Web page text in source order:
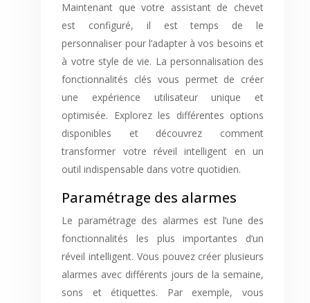
Maintenant que votre assistant de chevet
est configuré, il est temps de le
personnaliser pour l’adapter à vos besoins et
à votre style de vie. La personnalisation des
fonctionnalités clés vous permet de créer
une expérience utilisateur unique et
optimisée. Explorez les différentes options
disponibles et découvrez comment
transformer votre réveil intelligent en un
outil indispensable dans votre quotidien.
Paramétrage des alarmes
Le paramétrage des alarmes est l’une des
fonctionnalités les plus importantes d’un
réveil intelligent. Vous pouvez créer plusieurs
alarmes avec différents jours de la semaine,
sons et étiquettes. Par exemple, vous